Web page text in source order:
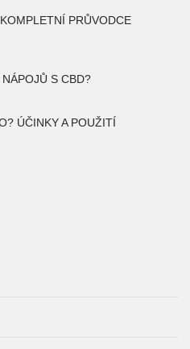
PRŮVODCE
S CBD?
ÚČINKY A POUŽITÍ